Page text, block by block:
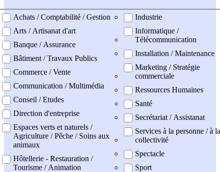
professionel
Achats / Comptabilité / Gestion
Arts / Artisanat d'art
Banque / Assurance
Bâtiment / Travaux Publics
Commerce / Vente
Communication / Multimédia
Conseil / Etudes
Direction d'entreprise
Espaces verts et naturels /
Agriculture / Pêche / Soins aux
animaux
Hôtellerie - Restauration /
Tourisme / Animation
Industrie
Informatique /
Télécommunication
Installation / Maintenance
Marketing / Stratégie
commerciale
Ressources Humaines
Santé
Secrétariat / Assistanat
Services à la personne / à la
collectivité
Spectacle
Sport